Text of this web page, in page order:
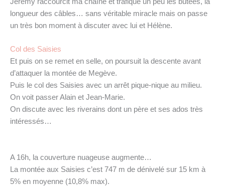
longueur des câbles… sans véritable miracle mais on passe
un très bon moment à discuter avec lui et Hélène.
Col des Saisies
Et puis on se remet en selle, on poursuit la descente avant
d’attaquer la montée de Megève.
Puis le col des Saisies avec un arrêt pique-nique au milieu.
On voit passer Alain et Jean-Marie.
On discute avec les riverains dont un père et ses ados très
intéressés…
A 16h, la couverture nuageuse augmente…
La montée aux Saisies c’est 747 m de dénivelé sur 15 km à
5% en moyenne (10,8% max).